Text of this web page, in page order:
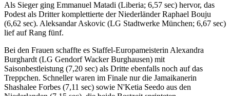
Als Sieger ging Emmanuel Matadi (Liberia; 6,57 sec) hervor, das
Podest als Dritter komplettierte der Niederländer Raphael Bouju
(6,62 sec). Aleksandar Askovic (LG Stadtwerke München; 6,67 sec)
lief auf Rang fünf.
Bei den Frauen schaffte es Staffel-Europameisterin Alexandra
Burghardt (LG Gendorf Wacker Burghausen) mit
Saisonbestleistung (7,20 sec) als Dritte ebenfalls noch auf das
Treppchen. Schneller waren im Finale nur die Jamaikanerin
Shashalee Forbes (7,11 sec) sowie N'Ketia Seedo aus den